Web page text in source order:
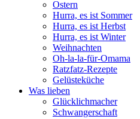
Ostern
Hurra, es ist Sommer
Hurra, es ist Herbst
Hurra, es ist Winter
Weihnachten
Oh-la-la-für-Omama
Ratzfatz-Rezepte
Gelüsteküche
Was lieben
Glücklichmacher
Schwangerschaft